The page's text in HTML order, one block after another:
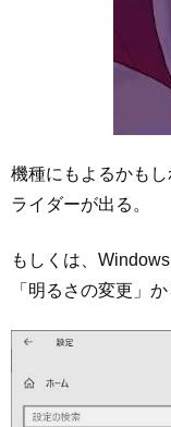
機種にもよるかも
ライダーが出る。
もしくは、
「明るさの変更」